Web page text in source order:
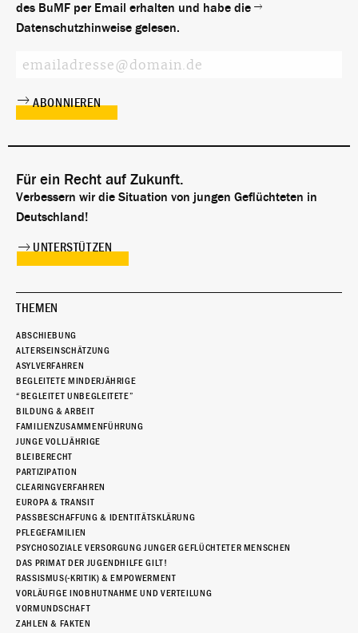
des BuMF per Email erhalten und habe die
Datenschutzhinweise gelesen.
Für ein Recht auf Zukunft.
Verbessern wir die Situation von jungen Geflüchteten in
Deutschland!
UNTERSTÜTZEN
THEMEN
ABSCHIEBUNG
ALTERSEINSCHÄTZUNG
ASYLVERFAHREN
BEGLEITETE MINDERJÄHRIGE
“BEGLEITET UNBEGLEITETE”
BILDUNG & ARBEIT
FAMILIENZUSAMMENFÜHRUNG
JUNGE VOLLJÄHRIGE
BLEIBERECHT
PARTIZIPATION
CLEARINGVERFAHREN
EUROPA & TRANSIT
PASSBESCHAFFUNG & IDENTITÄTSKLÄRUNG
PFLEGEFAMILIEN
PSYCHOSOZIALE VERSORGUNG JUNGER GEFLÜCHTETER MENSCHEN
DAS PRIMAT DER JUGENDHILFE GILT!
RASSISMUS(-KRITIK) & EMPOWERMENT
VORLÄUFIGE INOBHUTNAHME UND VERTEILUNG
VORMUNDSCHAFT
ZAHLEN & FAKTEN